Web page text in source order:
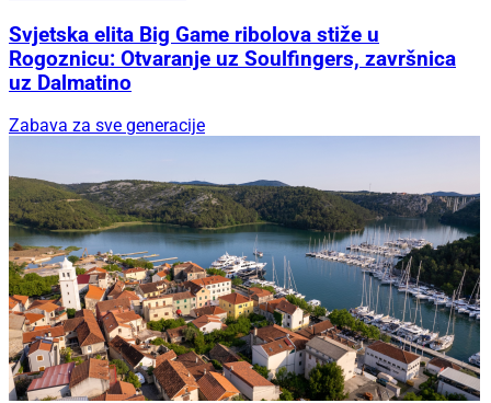
Svjetska elita Big Game ribolova stiže u
Rogoznicu: Otvaranje uz Soulfingers, završnica
uz Dalmatino
Zabava za sve generacije